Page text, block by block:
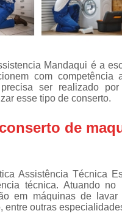
Conserto de
máquinas de
lavar
adega
Consertos de
geladeiras
expositoras
Instalação de
fogões
lavar roupa
Instalações de
lava e seca
Mandaqui é a
com
ser realizado
esse tipo de conserto.
de
Assistência Técnica
técnica. Atuando
em máquinas de
entre outras